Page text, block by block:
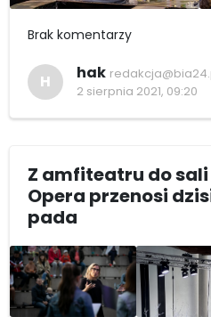
Brak komentarzy
H hak
2 sierpnia 2021, 09:20
Z amfiteatru do
Opera przenosi
pada